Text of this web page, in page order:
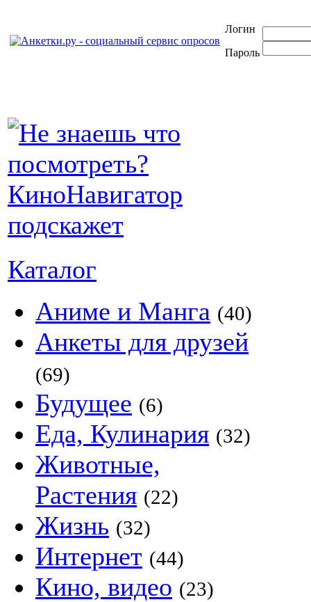
Логин
Пароль
Каталог
Аниме и Манга (40)
Анкеты для друзей
(69)
Будущее (6)
Еда, Кулинария (32)
Животные,
Растения (22)
Жизнь (32)
Интернет (44)
Кино, видео (23)